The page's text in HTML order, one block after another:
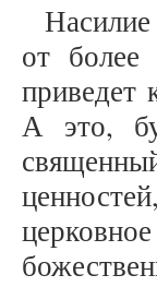
от более
приведет
А это,